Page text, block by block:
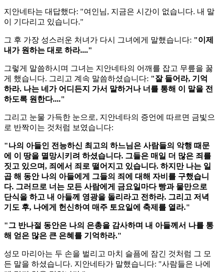
지안네타는 대답했다: "여인님, 지금은 시간이 없습니다. 내 말
이 기다리고 있습니다."
그 후 가장 성스러운 처녀가 다시 그녀에게 말했습니다: "이제
내가 원하는 대로 하라...."
그렇게 말씀하시며 그녀는 지안네타의 어깨를 잡고 무릎을 꿇
게 했습니다. 그리고 계속 말씀하셨습니다: "잘 들어라, 기억
하라. 나는 네가 어디든지 가서 말하거나 너를 통해 이 말을 전
하도록 원한다...."
그리고 눈물 가득한 눈으로, 지안네타의 증언에 따르면 금빛으
로 반짝이는 것처럼 보였습니다:
"나의 아들인 전능하신 최고의 하느님은 사람들의 악행 때문
에 이 땅을 멸망시키려 하셨습니다. 그들은 매일 더 많은 죄를
짓고 있으며, 죄에서 죄로 떨어지고 있습니다. 하지만 나는 일
곱 해 동안 나의 아들에게 그들의 죄에 대해 자비를 구했습니
다. 그러므로 너는 모든 사람에게 금요일마다 빵과 물만으로
단식을 하고 내 아들께 영광을 돌리라고 전하라. 그리고 저녁
기도 후, 나에게 헌신하여 매주 토요일에 축제를 열라."
"그 반나절 동안은 나의 은총을 감사하며 내 아들께서 나를 통
해 얻은 많은 큰 은혜를 기억하라."
성모 마리아는 두 손을 벌리고 마치 슬픔에 잠긴 것처럼 그 모
든 말을 하셨습니다. 지안네타가 말했습니다: "사람들은 나에